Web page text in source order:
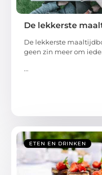
De lekkerste
De lekkerste
geen zin meer om
...
ETEN EN DRINKEN